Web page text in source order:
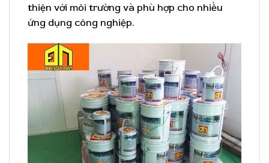
thiện với môi trường và phù hợp cho nhiều
ứng dụng công nghiệp.